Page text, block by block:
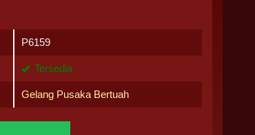
P6159
Tersedia
Gelang Pusaka Bertuah